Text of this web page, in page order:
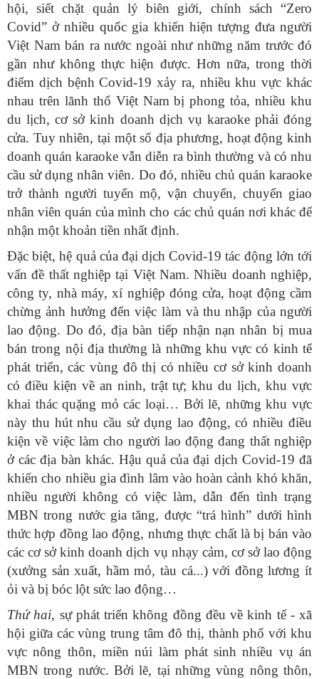
hội, siết chặt quản lý biên giới, chính sách “Zero
Covid” ở nhiều quốc gia khiến hiện tượng đưa người
Việt Nam bán ra nước ngoài như những năm trước đó
gần như không thực hiện được. Hơn nữa, trong thời
điểm dịch bệnh Covid-19 xảy ra, nhiều khu vực khác
nhau trên lãnh thổ Việt Nam bị phong tỏa, nhiều khu
du lịch, cơ sở kinh doanh dịch vụ karaoke phải đóng
cửa. Tuy nhiên, tại một số địa phương, hoạt động kinh
doanh quán karaoke vẫn diễn ra bình thường và có nhu
cầu sử dụng nhân viên. Do đó, nhiều chủ quán karaoke
trở thành người tuyển mộ, vận chuyển, chuyển giao
nhân viên quán của mình cho các chủ quán nơi khác để
nhận một khoản tiền nhất định.
Đặc biệt, hệ quả của đại dịch Covid-19 tác động lớn tới
vấn đề thất nghiệp tại Việt Nam. Nhiều doanh nghiệp,
công ty, nhà máy, xí nghiệp đóng cửa, hoạt động cầm
chừng ảnh hưởng đến việc làm và thu nhập của người
lao động. Do đó, địa bàn tiếp nhận nạn nhân bị mua
bán trong nội địa thường là những khu vực có kinh tế
phát triển, các vùng đô thị có nhiều cơ sở kinh doanh
có điều kiện về an ninh, trật tự; khu du lịch, khu vực
khai thác quặng mỏ các loại… Bởi lẽ, những khu vực
này thu hút nhu cầu sử dụng lao động, có nhiều điều
kiện về việc làm cho người lao động đang thất nghiệp
ở các địa bàn khác. Hậu quả của đại dịch Covid-19 đã
khiến cho nhiều gia đình lâm vào hoàn cảnh khó khăn,
nhiều người không có việc làm, dẫn đến tình trạng
MBN trong nước gia tăng, được “trá hình” dưới hình
thức hợp đồng lao động, nhưng thực chất là bị bán vào
các cơ sở kinh doanh dịch vụ nhạy cảm, cơ sở lao động
(xưởng sản xuất, hầm mỏ, tàu cá...) với đồng lương ít
ỏi và bị bóc lột sức lao động…
Thứ hai, sự phát triển không đồng đều về kinh tế - xã
hội giữa các vùng trung tâm đô thị, thành phố với khu
vực nông thôn, miền núi làm phát sinh nhiều vụ án
MBN trong nước. Bởi lẽ, tại những vùng nông thôn,